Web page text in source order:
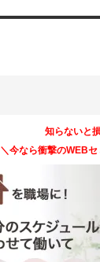
知らないと
＼今なら衝撃のWEB